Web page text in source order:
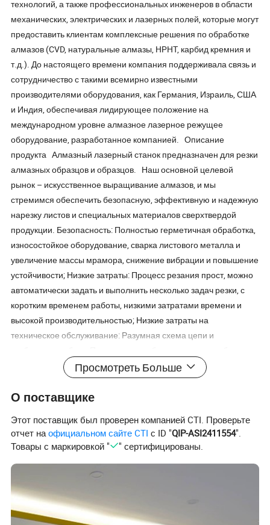
технологий, а также профессиональных инженеров в области
механических, электрических и лазерных полей, которые могут
предоставить клиентам комплексные решения по обработке
алмазов (CVD, натуральные алмазы, HPHT, карбид кремния и
т.д.). До настоящего времени компания поддерживала связь и
сотрудничество с такими всемирно известными
производителями оборудования, как Германия, Израиль, США
и Индия, обеспечивая лидирующее положение на
международном уровне алмазное лазерное режущее
оборудование, разработанное компанией. Описание
продукта Алмазный лазерный станок предназначен для резки
алмазных образцов и образцов. Наш основной целевой
рынок – искусственное выращивание алмазов, и мы
стремимся обеспечить безопасную, эффективную и надежную
нарезку листов и специальных материалов сверхтвердой
продукции. Безопасность: Полностью герметичная обработка,
износостойкое оборудование, сварка листового металла и
увеличение массы мрамора, снижение вибрации и повышение
устойчивости; Низкие затраты: Процесс резания прост, можно
автоматически задать и выполнить несколько задач резки, с
коротким временем работы, низкими затратами времени и
высокой производительностью; Низкие затраты на
техническое обслуживание: Разумная схема цепи и
самостоятельно: Персонализированное управление, четкий и
лаконичный интерфейс Параметры продукта
лазер
длина волны
7 кгц при 20 вт.
Качество изображения (м ²)
<1.2
Потребляемая мощность
комнатная температура
Сертификации Упаковка и доставка
Просмотреть Больше
О поставщике
Этот поставщик был проверен компанией CTI. Проверьте
отчет наофициальном сайте CTI с ID "QIP-ASI2411554".
Товары с маркировкой "
" сертифицированы.